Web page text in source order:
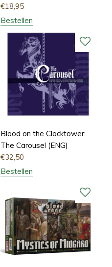
€18,95
Bestellen
Blood on the Clocktower:
The Carousel (ENG)
€32,50
Bestellen